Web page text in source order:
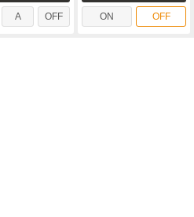
A OFF ON OFF